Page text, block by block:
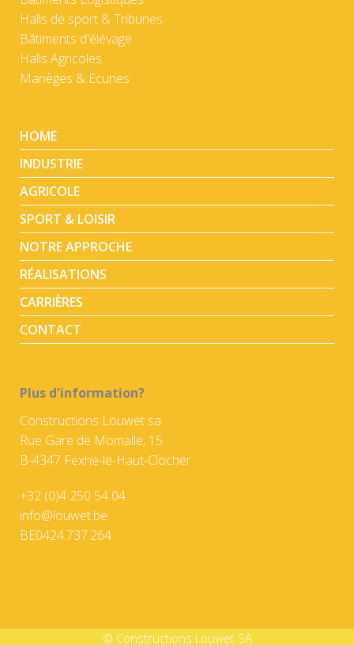
Halls de sport & Tribunes
Bâtiments d'élévage
Halls Agricoles
Manèges & Ecuries
HOME
INDUSTRIE
AGRICOLE
SPORT & LOISIR
NOTRE APPROCHE
RÉALISATIONS
CARRIÈRES
CONTACT
Plus d'information?
Constructions Louwet sa
Rue Gare de Momalle, 15
B-4347 Fexhe-le-Haut-Clocher
+32 (0)4 250 54 04
info@louwet.be
BE0424.737.264
© Constructions Louwet SA